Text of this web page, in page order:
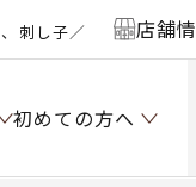
刺し子／ 店舗
初めての方へ